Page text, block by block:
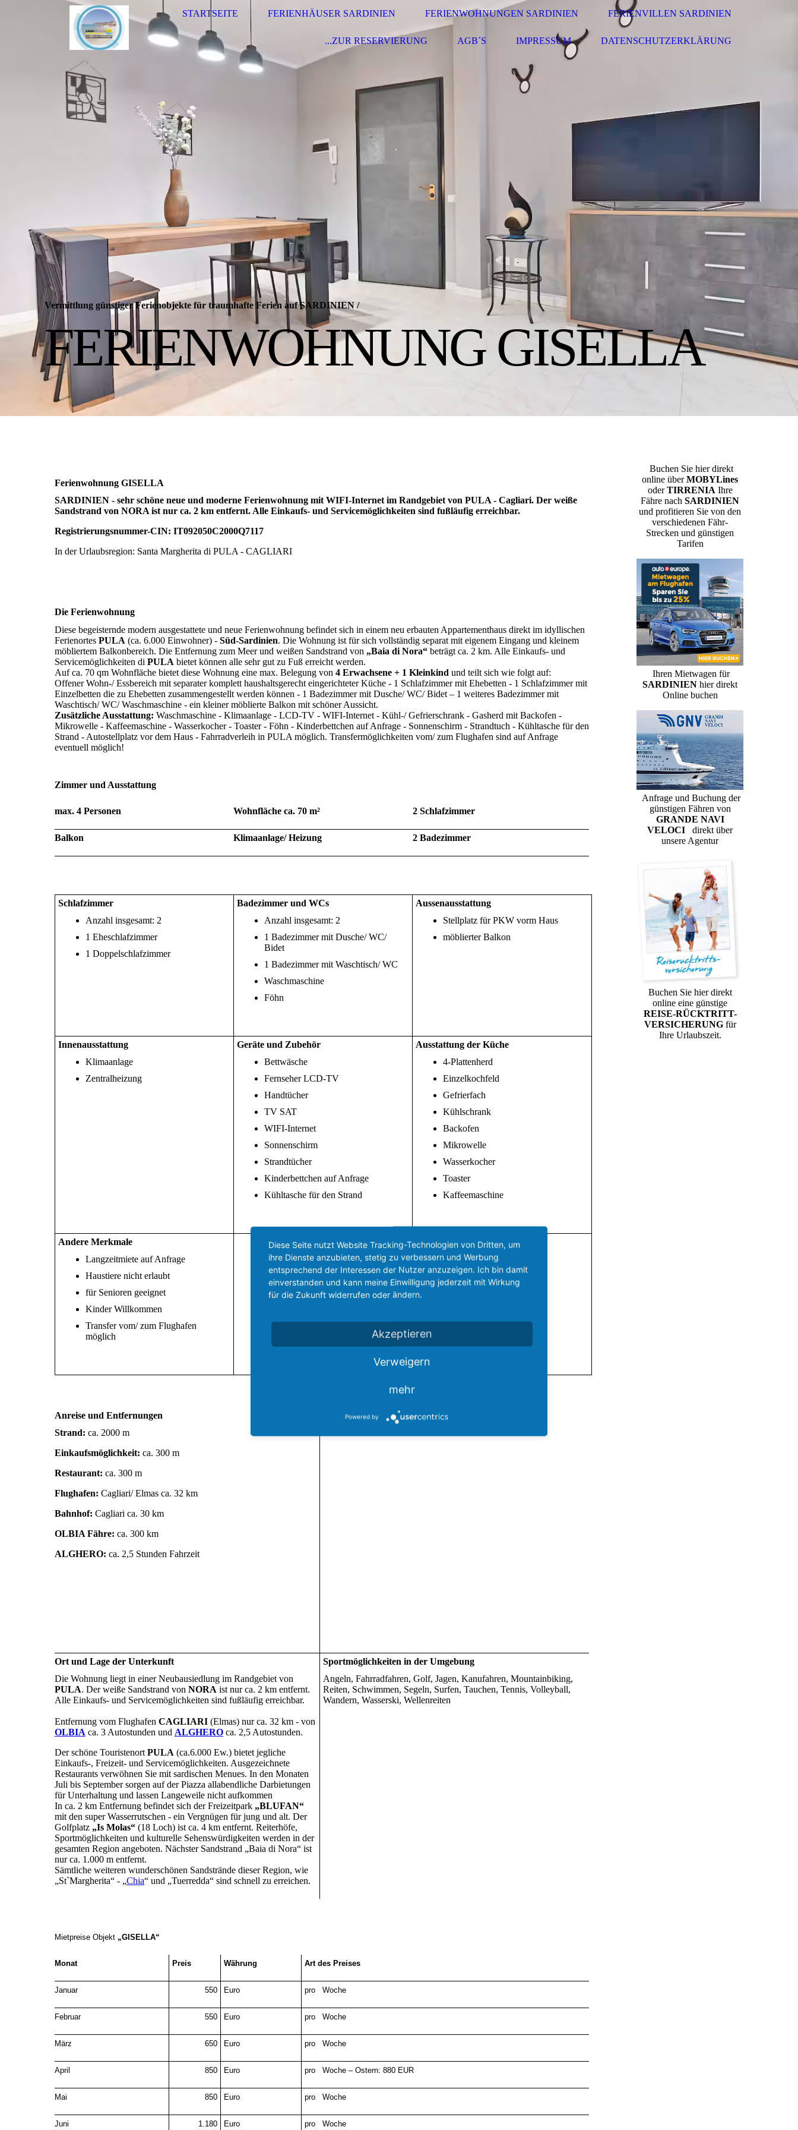
STARTSEITE FERIENHÄUSER SARDINIEN FERIENWOHNUNGEN SARDINIEN FERIENVILLEN SARDINIEN
...ZUR RESERVIERUNG AGB´S IMPRESSUM DATENSCHUTZERKLÄRUNG
Vermittlung günstiger Ferienobjekte für traumhafte Ferien auf SARDINIEN /
FERIENWOHNUNG GISELLA
Ferienwohnung GISELLA
SARDINIEN - sehr schöne neue und moderne Ferienwohnung mit WIFI-Internet im Randgebiet von PULA - Cagliari. Der weiße
Sandstrand von NORA ist nur ca. 2 km entfernt. Alle Einkaufs- und Servicemöglichkeiten sind fußläufig erreichbar.
Registrierungsnummer-CIN: IT092050C2000Q7117
In der Urlaubsregion: Santa Margherita di PULA - CAGLIARI
Die Ferienwohnung
Diese begeisternde modern ausgestattete und neue Ferienwohnung befindet sich in einem neu erbauten Appartementhaus direkt im idyllischen
Ferienortes PULA (ca. 6.000 Einwohner) - Süd-Sardinien. Die Wohnung ist für sich vollständig separat mit eigenem Eingang und kleinem
möbliertem Balkonbereich. Die Entfernung zum Meer und weißen Sandstrand von „Baia di Nora“ beträgt ca. 2 km. Alle Einkaufs- und
Servicemöglichkeiten di PULA bietet können alle sehr gut zu Fuß erreicht werden.
Auf ca. 70 qm Wohnfläche bietet diese Wohnung eine max. Belegung von 4 Erwachsene + 1 Kleinkind und teilt sich wie folgt auf:
Offener Wohn-/ Essbereich mit separater komplett haushaltsgerecht eingerichteter Küche - 1 Schlafzimmer mit Ehebetten - 1 Schlafzimmer mit
Einzelbetten die zu Ehebetten zusammengestellt werden können - 1 Badezimmer mit Dusche/ WC/ Bidet – 1 weiteres Badezimmer mit
Waschtisch/ WC/ Waschmaschine - ein kleiner möblierte Balkon mit schöner Aussicht.
Zusätzliche Ausstattung: Waschmaschine - Klimaanlage - LCD-TV - WIFI-Internet - Kühl-/ Gefrierschrank - Gasherd mit Backofen -
Mikrowelle - Kaffeemaschine - Wasserkocher - Toaster - Föhn - Kinderbettchen auf Anfrage - Sonnenschirm - Strandtuch - Kühltasche für den
Strand - Autostellplatz vor dem Haus - Fahrradverleih in PULA möglich. Transfermöglichkeiten vom/ zum Flughafen sind auf Anfrage
eventuell möglich!
Zimmer und Ausstattung
max. 4 Personen Wohnfläche ca. 70 m² 2 Schlafzimmer
Balkon Klimaanlage/ Heizung 2 Badezimmer
Schlafzimmer
Anzahl insgesamt: 2
1 Eheschlafzimmer
1 Doppelschlafzimmer
Badezimmer und WCs
Anzahl insgesamt: 2
1 Badezimmer mit Dusche/ WC/
Bidet
1 Badezimmer mit Waschtisch/ WC
Waschmaschine
Föhn
Aussenausstattung
Stellplatz für PKW vorm Haus
möblierter Balkon
Innenausstattung
Klimaanlage
Zentralheizung
Geräte und Zubehör
Bettwäsche
Fernseher LCD-TV
Handtücher
TV SAT
WIFI-Internet
Sonnenschirm
Strandtücher
Kinderbettchen auf Anfrage
Kühltasche für den Strand
Ausstattung der Küche
4-Plattenherd
Einzelkochfeld
Gefrierfach
Kühlschrank
Backofen
Mikrowelle
Wasserkocher
Toaster
Kaffeemaschine
Andere Merkmale
Langzeitmiete auf Anfrage
Haustiere nicht erlaubt
für Senioren geeignet
Kinder Willkommen
Transfer vom/ zum Flughafen
möglich
Anreise und Entfernungen
Strand: ca. 2000 m
Einkaufsmöglichkeit: ca. 300 m
Restaurant: ca. 300 m
Flughafen: Cagliari/ Elmas ca. 32 km
Bahnhof: Cagliari ca. 30 km
OLBIA Fähre: ca. 300 km
ALGHERO: ca. 2,5 Stunden Fahrzeit
Ort und Lage der Unterkunft
Die Wohnung liegt in einer Neubausiedlung im Randgebiet von
PULA. Der weiße Sandstrand von NORA ist nur ca. 2 km entfernt.
Alle Einkaufs- und Servicemöglichkeiten sind fußläufig erreichbar.
Entfernung vom Flughafen CAGLIARI (Elmas) nur ca. 32 km - von
OLBIA ca. 3 Autostunden und ALGHERO ca. 2,5 Autostunden.
Der schöne Touristenort PULA (ca.6.000 Ew.) bietet jegliche
Einkaufs-, Freizeit- und Servicemöglichkeiten. Ausgezeichnete
Restaurants verwöhnen Sie mit sardischen Menues. In den Monaten
Juli bis September sorgen auf der Piazza allabendliche Darbietungen
für Unterhaltung und lassen Langeweile nicht aufkommen
In ca. 2 km Entfernung befindet sich der Freizeitpark „BLUFAN“
mit den super Wasserrutschen - ein Vergnügen für jung und alt. Der
Golfplatz „Is Molas“ (18 Loch) ist ca. 4 km entfernt. Reiterhöfe,
Sportmöglichkeiten und kulturelle Sehenswürdigkeiten werden in der
gesamten Region angeboten. Nächster Sandstrand „Baia di Nora“ ist
nur ca. 1.000 m entfernt.
Sämtliche weiteren wunderschönen Sandstrände dieser Region, wie
„St`Margherita“ - „Chia“ und „Tuerredda“ sind schnell zu erreichen.
Sportmöglichkeiten in der Umgebung
Angeln, Fahrradfahren, Golf, Jagen, Kanufahren, Mountainbiking,
Reiten, Schwimmen, Segeln, Surfen, Tauchen, Tennis, Volleyball,
Wandern, Wasserski, Wellenreiten
Mietpreise Objekt „GISELLA“
Monat Preis Währung Art des Preises
Januar 550 Euro pro Woche
Februar 550 Euro pro Woche
März 650 Euro pro Woche
April 850 Euro pro Woche – Ostern: 880 EUR
Mai 850 Euro pro Woche
Juni 1.180 Euro pro Woche
Buchen Sie hier direkt
online überMOBYLines
oderTIRRENIA Ihre
Fähre nach SARDINIEN
und profitieren Sie von den
verschiedenen Fähr-
Strecken und günstigen
Tarifen
Ihren Mietwagen für
SARDINIEN hier direkt
Online buchen
Anfrage und Buchung der
günstigen Fähren von
GRANDE NAVI
VELOCI direkt über
unsere Agentur
Buchen Sie hier direkt
online eine günstige
REISE-RÜCKTRITT-
VERSICHERUNGfür
Ihre Urlaubszeit.
Diese Seite nutzt Website Tracking-Technologien von Dritten, um
ihre Dienste anzubieten, stetig zu verbessern und Werbung
entsprechend der Interessen der Nutzer anzuzeigen. Ich bin damit
einverstanden und kann meine Einwilligung jederzeit mit Wirkung
für die Zukunft widerrufen oder ändern.
Akzeptieren
Verweigern
mehr
Powered by